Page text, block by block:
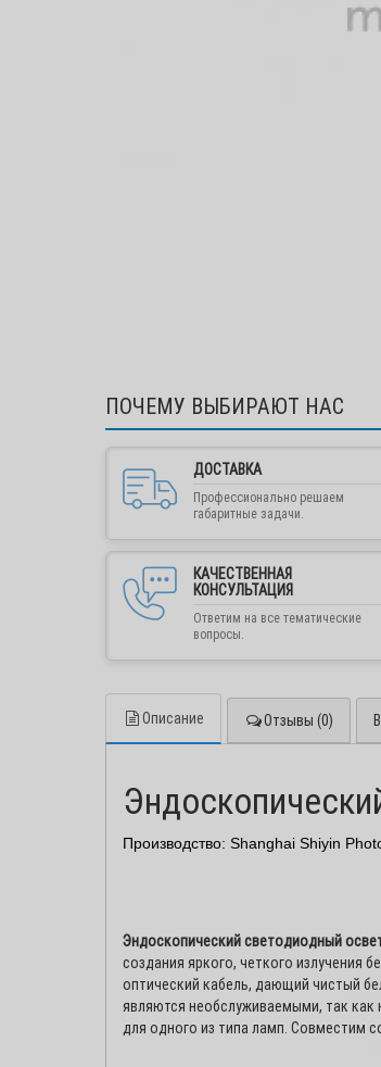
ПОЧЕМУ ВЫБИРАЮТ НАС
ДОСТАВКА
Профессионально решаем
габаритные задачи.
КАЧЕСТВЕННАЯ
КОНСУЛЬТАЦИЯ
Ответим на все тематические
вопросы.
Описание Отзывы (0)
Производство: Shanghai Shiyin
Эндоскопический светодиодный
создания яркого, четкого излучения
оптический кабель, дающий чистый
являются необслуживаемыми, так как
для одного из типа ламп. Совместим